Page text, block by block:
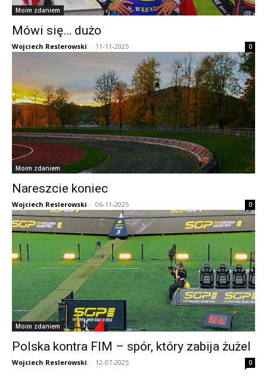
Moim zdaniem
Mówi się… dużo
Wojciech Reslerowski - 11-11-2025 0
Moim zdaniem
Nareszcie koniec
Wojciech Reslerowski - 06-11-2025 0
Moim zdaniem
Polska kontra FIM – spór, który zabija żużel
Wojciech Reslerowski - 12-07-2025 0